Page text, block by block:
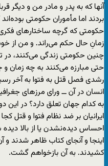
آنها که به پدر و مادر من و دیگر
بردند اما مأموران حکومتی
حکومتی که گرچه ساختارهای
زمانِ حال حکم می‌راند. و من از
چنین حکومتی زندگی می‌کنند، در
حتی مبارزه می‌کنند به چه زمان و
رشدی فصل قتل به فتوا به آخر
انسان در آن ــ ورای مرزهای
به کدام جهان تعلق دارد؟ در این
ایرانیان بر ضد نظام فتوا و قتل
احساس دیده‌نشدن یا از بالا
اینجا و آنجای کتاب ظاهر شدند و
کشیدند. به آن بازخواهم گشت.